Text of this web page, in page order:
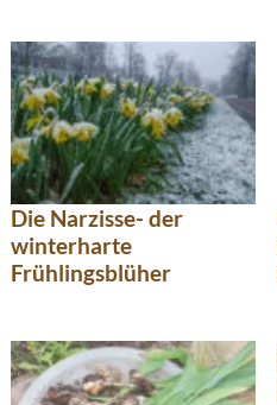
Die Narzisse- der
winterharte
Frühlingsblüher